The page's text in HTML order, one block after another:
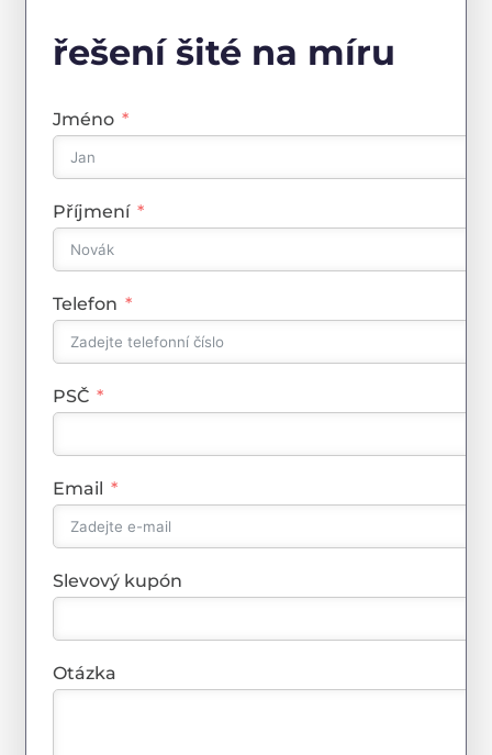
řešení šité na míru
Jméno
Příjmení
Telefon
PSČ
Email
Slevový kupón
Otázka